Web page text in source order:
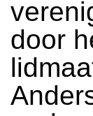
door